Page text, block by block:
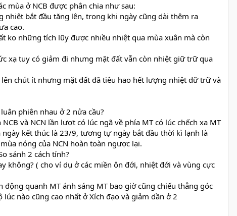
mùa ở NCB được phân chia như sau:
bắt đầu tăng lên, trong khi ngày cũng dài thêm ra
cao.
ko những tích lũy được nhiều nhiệt qua mùa xuân mà còn
xạ tuy có giảm đi nhưng mặt đất vẫn còn nhiệt giữ trữ qua
chút ít nhưng mặt đất đã tiêu hao hết lượng nhiệt dữ trữ và
phiên nhau ở 2 nửa cầu?
và NCN lần lượt có lúc ngã về phía MT có lúc chếch xa MT
kết thúc là 23/9, tương tự ngày bắt đầu thời kì lạnh là
nóng của NCN hoàn toàn ngược lại.
sánh 2 cách tính?
không? ( cho ví dụ ở các miền ôn đới, nhiệt đới và vùng cực
quanh MT ánh sáng MT bao giờ cũng chiếu thẳng góc
nào cũng cao nhất ở Xích đạo và giảm dần ở 2